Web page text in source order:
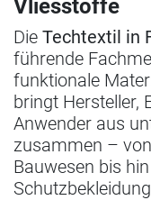
Vliesstoffe
Die Techtextil in
führende
funktionale
bringt Hersteller,
Anwender aus
zusammen –
Bauwesen bis